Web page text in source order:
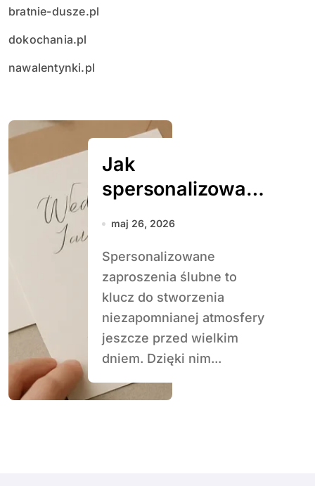
bratnie-dusze.pl
dokochania.pl
nawalentynki.pl
Jak
spersonalizować
zaproszenia
maj 26, 2026
Spersonalizowane
zaproszenia ślubne to
klucz do stworzenia
niezapomnianej atmosfery
jeszcze przed wielkim
dniem. Dzięki nim...